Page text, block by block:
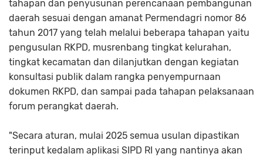
tahapan dan penyusunan perencanaan pembangunan
daerah sesuai dengan amanat Permendagri nomor 86
tahun 2017 yang telah melalui beberapa tahapan yaitu
pengusulan RKPD, musrenbang tingkat kelurahan,
tingkat kecamatan dan dilanjutkan dengan kegiatan
konsultasi publik dalam rangka penyempurnaan
dokumen RKPD, dan sampai pada tahapan pelaksanaan
forum perangkat daerah.
"Secara aturan, mulai 2025 semua usulan dipastikan
terinput kedalam aplikasi SIPD RI yang nantinya akan